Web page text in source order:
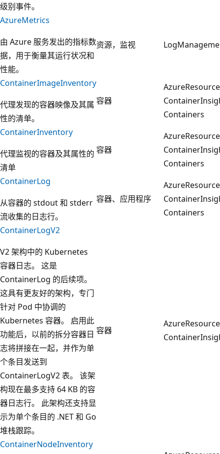
级别事件。
AzureMetrics
由 Azure 服务发出的指标数
据，用于衡量其运行状况和
性能。
资源，监视
ContainerImageInventory
代理发现的容器映像及其属
性的清单。
容器
Containers
ContainerInventory
代理监视的容器及其属性的
清单
容器
Containers
ContainerLog
从容器的 stdout 和 stderr
流收集的日志行。
容器、应用程序
Containers
ContainerLogV2
V2 架构中的 Kubernetes
容器日志。 这是
ContainerLog 的后续项。
这具有更友好的架构，专门
针对 Pod 中协调的
Kubernetes 容器。 启用此
功能后，以前的拆分容器日
志将拼接在一起，并作为单
个条目发送到
ContainerLogV2 表。 该架
构现在最多支持 64 KB 的容
器日志行。 此架构还支持显
示为单个条目的 .NET 和 Go
堆栈跟踪。
容器
ContainerNodeInventory